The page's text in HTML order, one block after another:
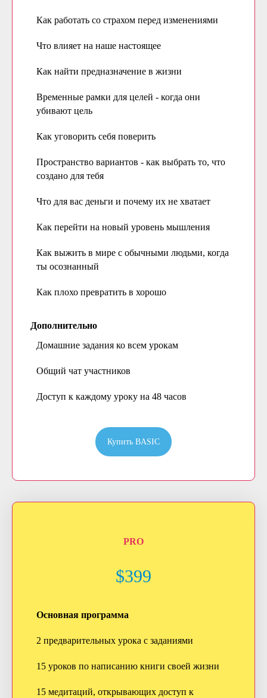
Как работать со страхом перед изменениями
Что влияет на наше настоящее
Как найти предназначение в жизни
Временные рамки для целей - когда они
убивают цель
Как уговорить себя поверить
Пространство вариантов - как выбрать то, что
создано для тебя
Что для вас деньги и почему их не хватает
Как перейти на новый уровень мышления
Как выжить в мире с обычными людьми, когда
ты осознанный
Как плохо превратить в хорошо
Дополнительно
Домашние задания ко всем урокам
Общий чат участников
Доступ к каждому уроку на 48 часов
Купить BASIC
PRO
$399
Основная программа
2 предварительных урока с заданиями
15 уроков по написанию книги своей жизни
15 медитаций, открывающих доступ к